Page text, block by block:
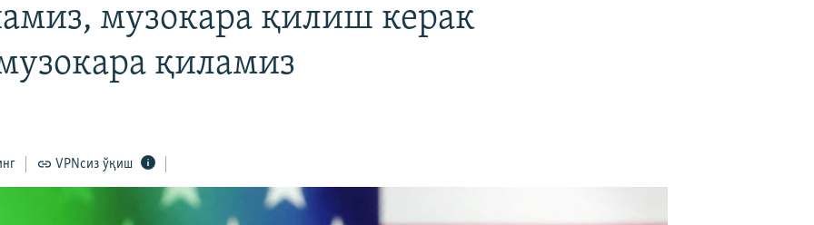
музокара қилиш керак
қиламиз
VPNсиз ўқиш